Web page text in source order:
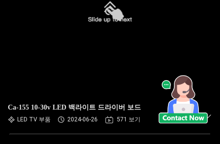
Ca-155 10-30v LED 백라이트 드라이버 보드
LED TV 부품 2024-06-26 571 보기